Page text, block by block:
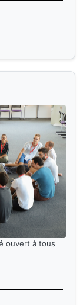
ouvert à tous